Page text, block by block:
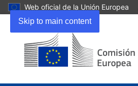
Skip to main content
Web oficial de la Unión Europea